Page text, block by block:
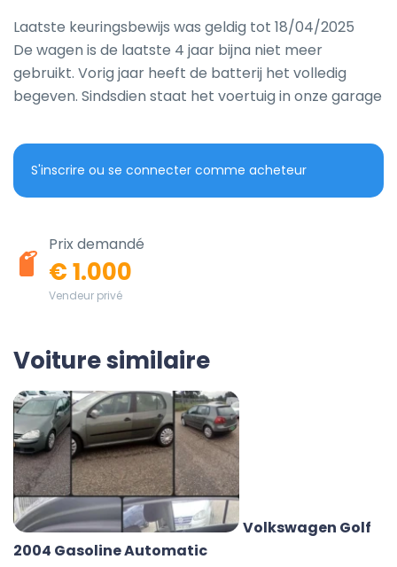
Laatste keuringsbewijs was geldig tot 18/04/2025
De wagen is de laatste 4 jaar bijna niet meer
gebruikt. Vorig jaar heeft de batterij het volledig
begeven. Sindsdien staat het voertuig in onze garage
S'inscrire ou se connecter comme acheteur
Prix demandé
€ 1.000
Vendeur privé
Voiture similaire
Volkswagen Golf
2004 Gasoline Automatic